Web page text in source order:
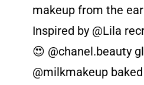
makeup from the
Inspired by @Lila
😍 @chanel.beauty
@milkmakeup